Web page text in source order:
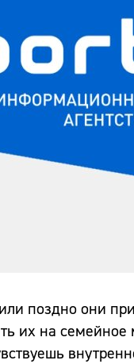
поздно они
их на